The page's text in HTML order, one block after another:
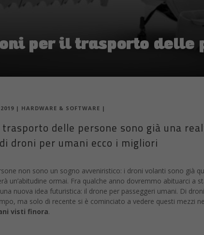
per il trasporto delle
| HARDWARE & SOFTWARE |
delle persone sono già una
droni per umani ecco i migliori
non sono un sogno avveniristico: i droni volanti sono già
un’abitudine ormai. Fra qualche anno dovremmo abituarci a
nuova idea futuristica: il drone per passeggeri umani. Di
ma solo di recente si è cominciato a vedere questi mezzi
visti finora.